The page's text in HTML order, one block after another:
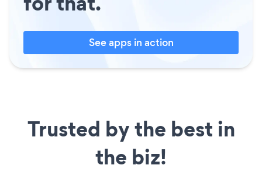
See apps in action
Trusted by the best in
the biz!